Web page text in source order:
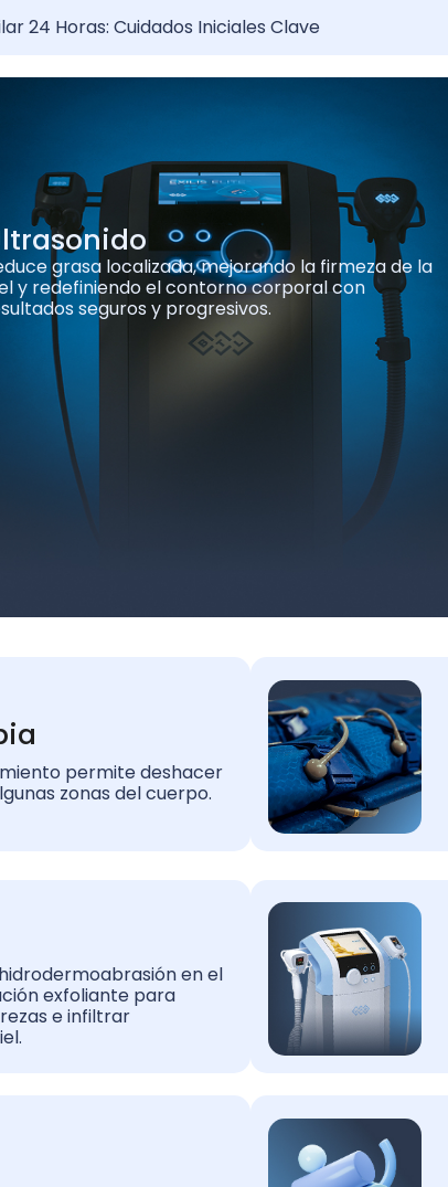
tricólogo en Monterrey
realizar tu diagnóstico de injerto capilar
grasa localizada, mejorando la firmeza de la
y redefiniendo el contorno corporal con
seguros y progresivos.
permite deshacer
zonas del cuerpo.
en el
exfoliante para
e infiltrar